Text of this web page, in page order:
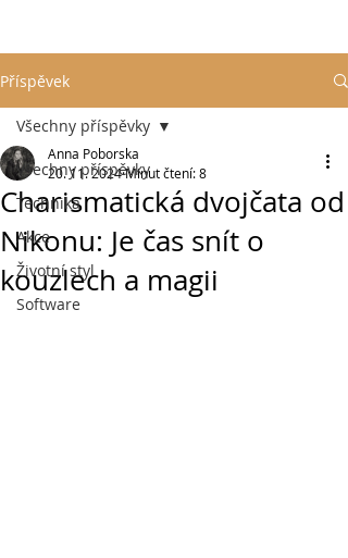
Příspěvek
Všechny příspěvky
Technika
Akce
Životní styl
Software
Všechny příspěvky
Charismatická dvojčata od
Nikonu: Je čas snít o
kouzlech a magii
Anna Poborska
20. 11. 2024Minut čtení: 8